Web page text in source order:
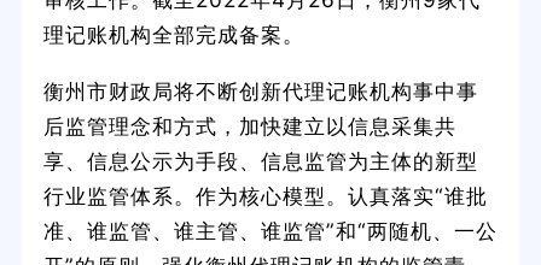
理记账机构全部完成备案。
衡州市财政局将不断创新代理记账机构事中事
后监管理念和方式，加快建立以信息采集共
享、信息公示为手段、信息监管为主体的新型
行业监管体系。作为核心模型。认真落实“谁批
准、谁监管、谁主管、谁监管”和“两随机、一公